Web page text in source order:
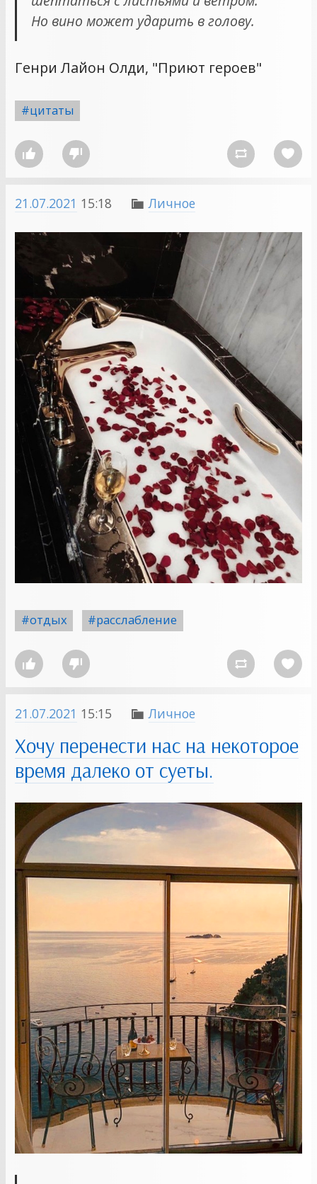
Но вино может ударить в голову.
Генри Лайон Олди, "Приют героев"
#цитаты
   
21.07.2021 15:18  Личное
#отдых #расслабление
   
21.07.2021 15:15  Личное
Хочу перенести нас на некоторое
время далеко от суеты.